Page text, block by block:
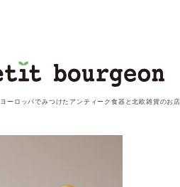
ヨーロッパでみつけたアンティーク食器と北欧雑貨のお店